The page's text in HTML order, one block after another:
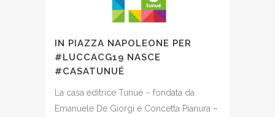
IN PIAZZA NAPOLEONE PER
#LUCCACG19 NASCE
#CASATUNUÉ
La casa editrice Tunué – fondata da
Emanuele De Giorgi e Concetta Pianura –